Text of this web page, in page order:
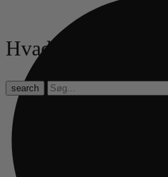
Hvad leder du efter?
search